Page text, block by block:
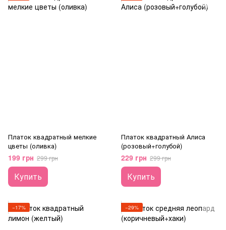
Платок квадратный мелкие
цветы (оливка)
199 грн 299 грн
Купить
Платок квадратный Алиса
(розовый+голубой)
229 грн 299 грн
Купить
−17% −29%